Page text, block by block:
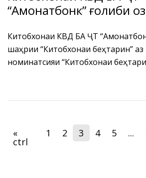
“Амонатбонк” ғолиби
Китобхонаи КВД БА ҶТ
шаҳрии “Китобхонаи беҳтарин” аз
номинатсияи “Китобхонаи
гардонида шуд.
«
ctrl
1 2 3 4 5 ...